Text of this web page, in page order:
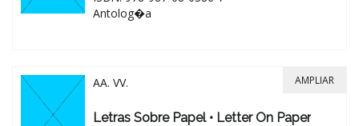
Antolog�a
AA. VV.
Letras Sobre Papel • Letter On Paper
AMPLIAR